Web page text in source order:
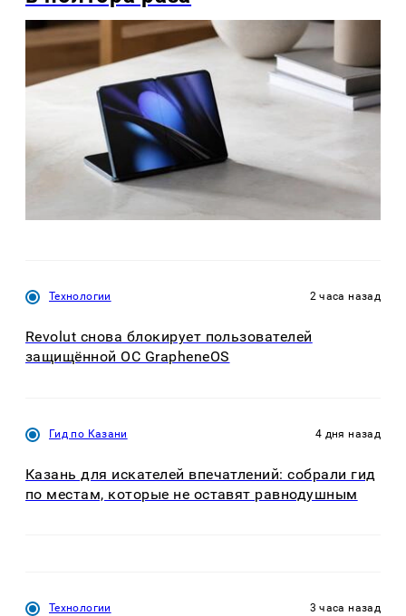
Технологии 2 часа назад
Revolut снова блокирует пользователей
защищённой ОС GrapheneOS
Гид по Казани 4 дня назад
Казань для искателей впечатлений: собрали гид
по местам, которые не оставят равнодушным
Технологии 3 часа назад